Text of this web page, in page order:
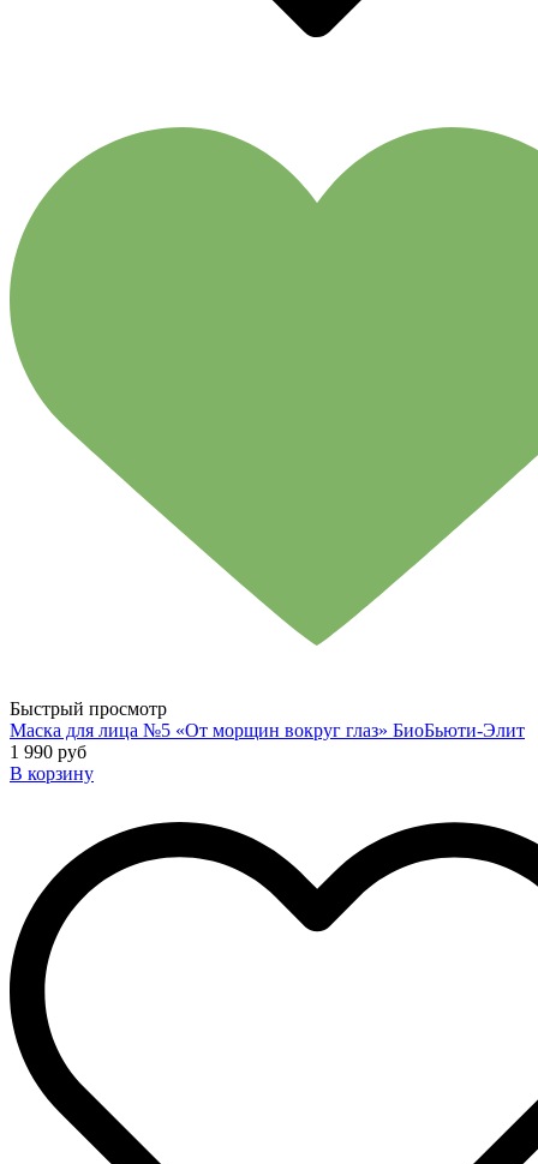
Быстрый просмотр
Маска для лица №5 «От морщин вокруг глаз» БиоБьюти-Элит
1 990 руб
В корзину